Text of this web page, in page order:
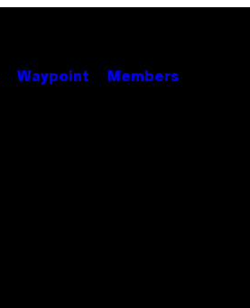
Waypoint Members